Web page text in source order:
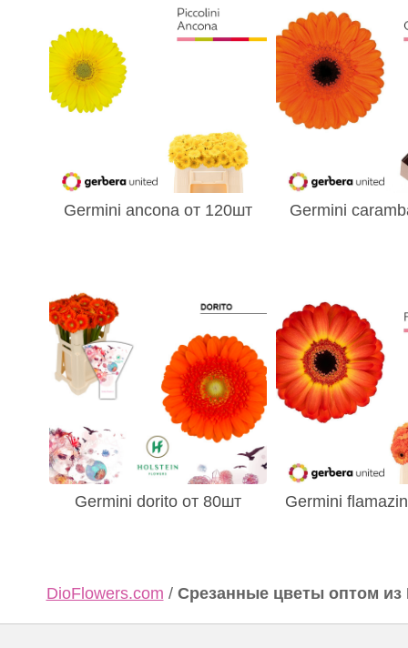
Germini ancona от 120шт Germini
Germini dorito от 80шт Germini
DioFlowers.com / Срезанные цветы оптом из